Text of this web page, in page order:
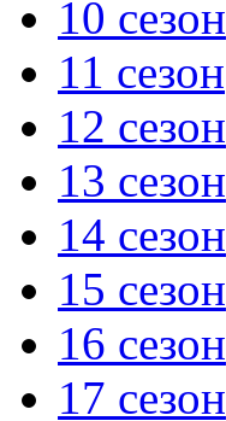
10 сезон
11 сезон
12 сезон
13 сезон
14 сезон
15 сезон
16 сезон
17 сезон